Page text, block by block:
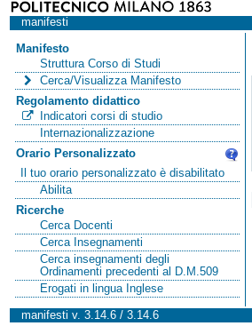
manifesti
Manifesto
Struttura Corso di Studi
Cerca/Visualizza Manifesto
Regolamento didattico
Indicatori corsi di studio
Internazionalizzazione
Orario Personalizzato
Il tuo orario personalizzato è disabilitato
Abilita
Ricerche
Cerca Docenti
Cerca Insegnamenti
Cerca insegnamenti degli
Ordinamenti precedenti al D.M.509
Erogati in lingua Inglese
manifesti v. 3.14.6 / 3.14.6